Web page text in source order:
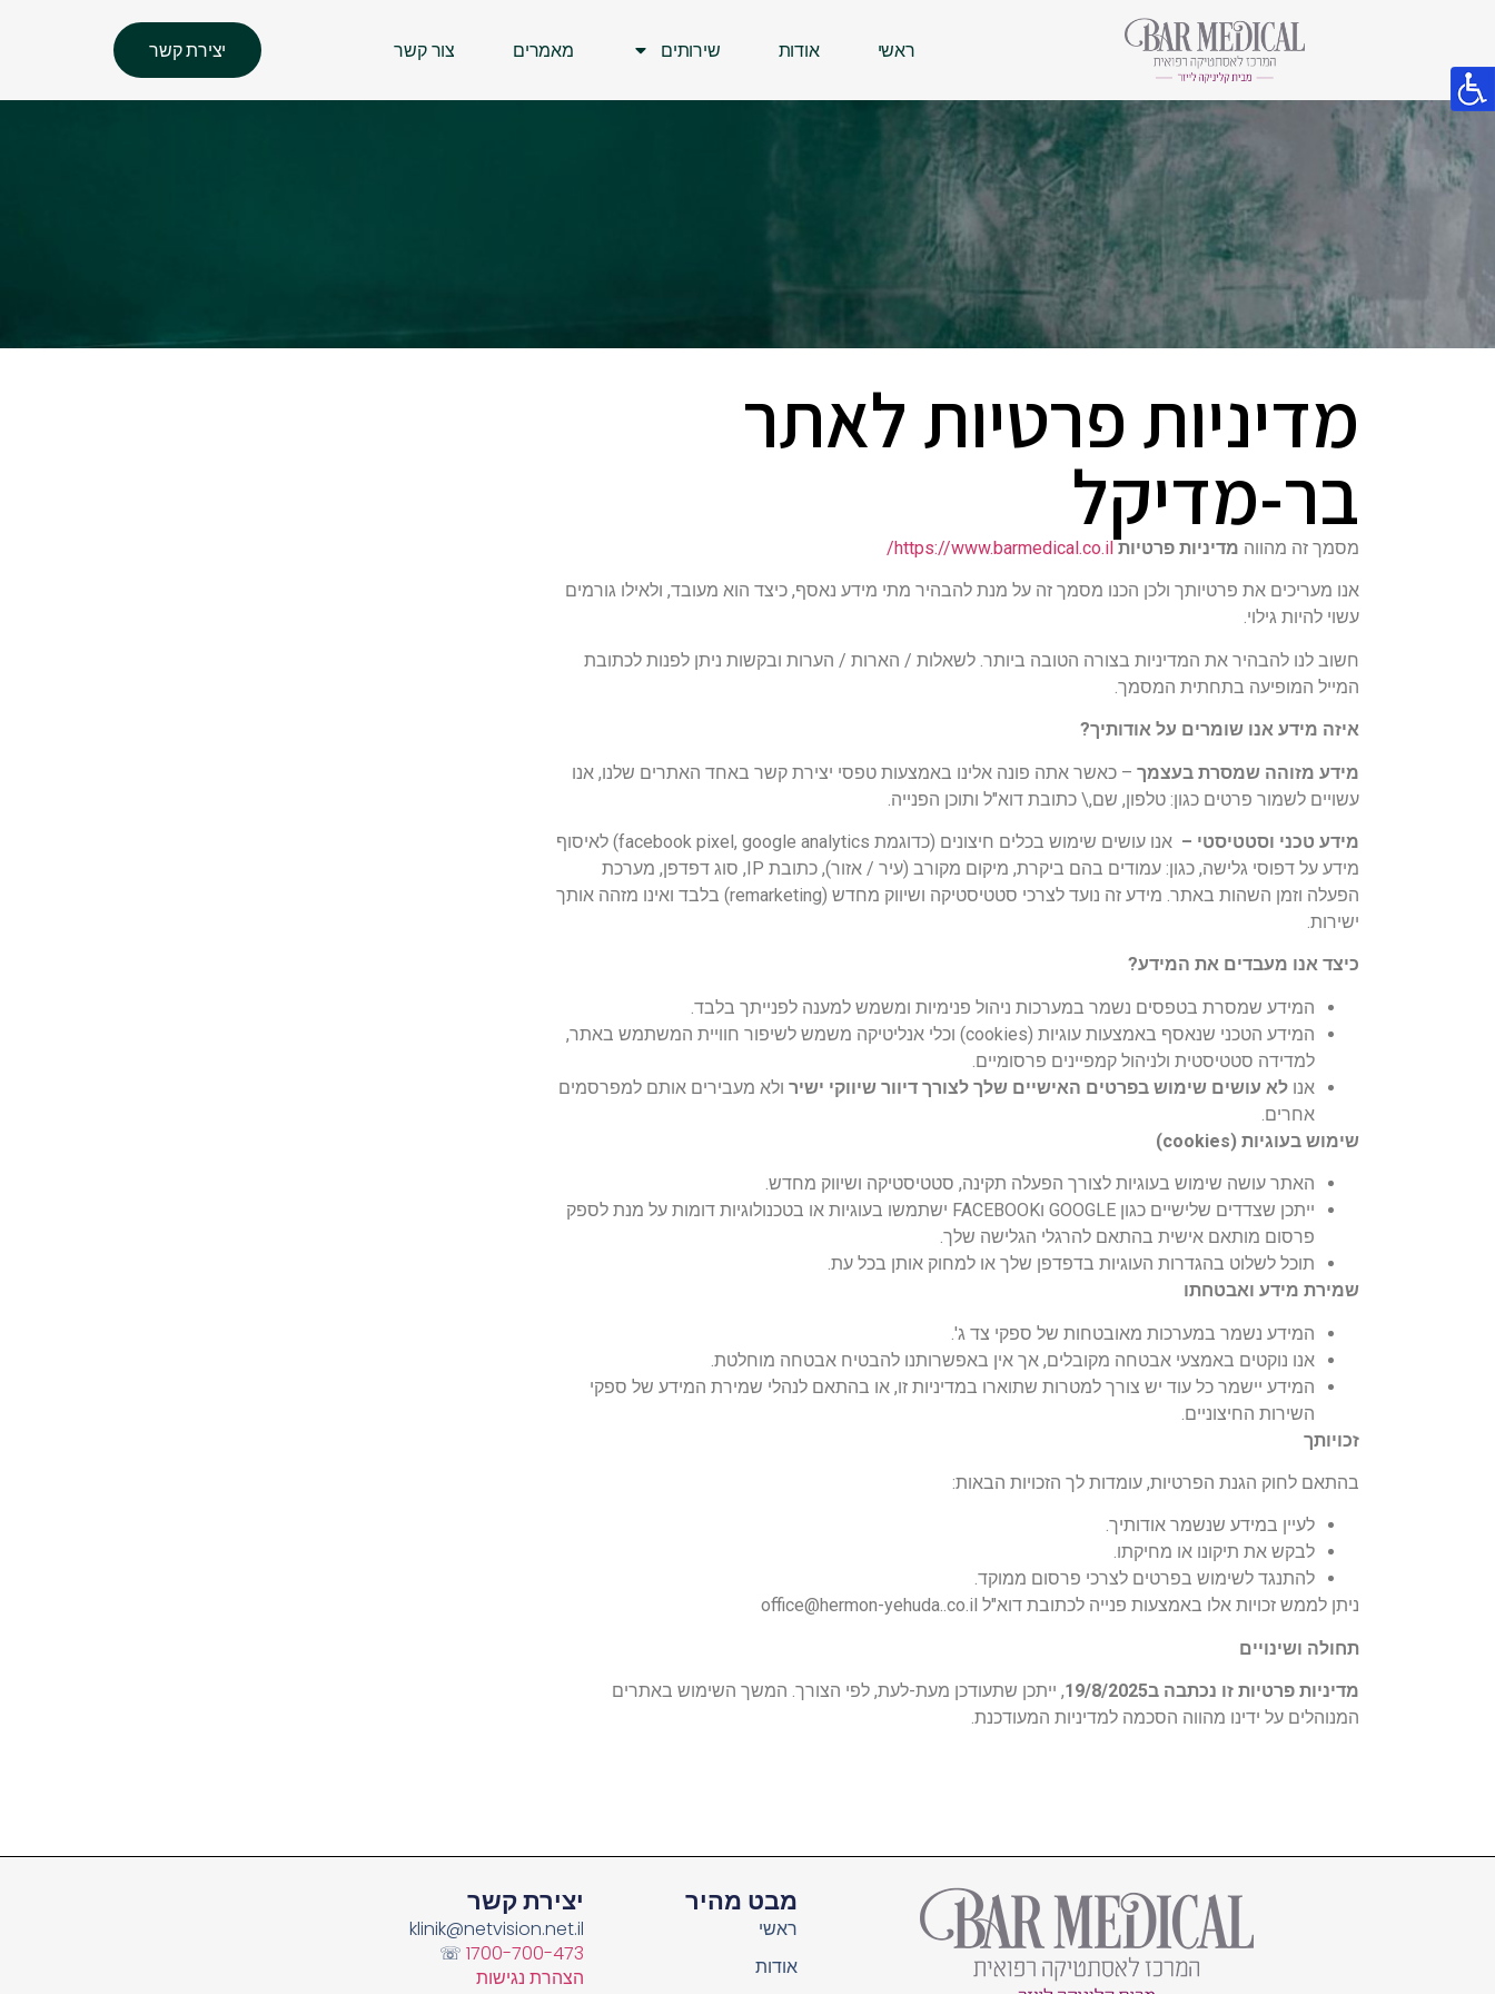
ראשי אודות שירותים מאמרים צור קשר יצירת קשר
מדיניות פרטיות לאתר
בר-מדיקל
מסמך זה מהווה מדיניות פרטיות https://www.barmedical.co.il/
אנו מעריכים את פרטיותך ולכן הכנו מסמך זה על מנת להבהיר מתי מידע נאסף, כיצד הוא מעובד, ולאילו גורמים
עשוי להיות גילוי.
חשוב לנו להבהיר את המדיניות בצורה הטובה ביותר. לשאלות / הארות / הערות ובקשות ניתן לפנות לכתובת
המייל המופיעה בתחתית המסמך.
איזה מידע אנו שומרים על אודותיך?
מידע מזוהה שמסרת בעצמך – כאשר אתה פונה אלינו באמצעות טפסי יצירת קשר באחד האתרים שלנו, אנו
עשויים לשמור פרטים כגון: טלפון, שם,\ כתובת דוא"ל ותוכן הפנייה.
מידע טכני וסטטיסטי –
אנו עושים שימוש בכלים חיצונים (כדוגמת facebook pixel, google analytics) לאיסוף
מידע על דפוסי גלישה, כגון: עמודים בהם ביקרת, מיקום מקורב (עיר / אזור), כתובת IP, סוג דפדפן, מערכת
הפעלה וזמן השהות באתר. מידע זה נועד לצרכי סטטיסטיקה ושיווק מחדש (remarketing) בלבד ואינו מזהה אותך
ישירות.
כיצד אנו מעבדים את המידע?
המידע שמסרת בטפסים נשמר במערכות ניהול פנימיות ומשמש למענה לפנייתך בלבד.
המידע הטכני שנאסף באמצעות עוגיות (cookies) וכלי אנליטיקה משמש לשיפור חוויית המשתמש באתר,
למדידה סטטיסטית ולניהול קמפיינים פרסומיים.
אנו לא עושים שימוש בפרטים האישיים שלך לצורך דיוור שיווקי ישיר ולא מעבירים אותם למפרסמים
אחרים.
שימוש בעוגיות (cookies)
האתר עושה שימוש בעוגיות לצורך הפעלה תקינה, סטטיסטיקה ושיווק מחדש.
ייתכן שצדדים שלישיים כגון GOOGLE וFACEBOOK ישתמשו בעוגיות או בטכנולוגיות דומות על מנת לספק
פרסום מותאם אישית בהתאם להרגלי הגלישה שלך.
תוכל לשלוט בהגדרות העוגיות בדפדפן שלך או למחוק אותן בכל עת.
שמירת מידע ואבטחתו
המידע נשמר במערכות מאובטחות של ספקי צד ג'.
אנו נוקטים באמצעי אבטחה מקובלים, אך אין באפשרותנו להבטיח אבטחה מוחלטת.
המידע יישמר כל עוד יש צורך למטרות שתוארו במדיניות זו, או בהתאם לנהלי שמירת המידע של ספקי
השירות החיצוניים.
זכויותך
בהתאם לחוק הגנת הפרטיות, עומדות לך הזכויות הבאות:
לעיין במידע שנשמר אודותיך.
לבקש את תיקונו או מחיקתו.
להתנגד לשימוש בפרטים לצרכי פרסום ממוקד.
ניתן לממש זכויות אלו באמצעות פנייה לכתובת דוא"ל office@hermon-yehuda..co.il
תחולה ושינויים
מדיניות פרטיות זו נכתבה ב19/8/2025
, ייתכן שתעודכן מעת-לעת, לפי הצורך. המשך השימוש באתרים
המנוהלים על ידינו מהווה הסכמה למדיניות המעודכנת.
מבט מהיר
ראשי
אודות
יצירת קשר
klinik@netvision.net.il
☏1700-700-473
הצהרת נגישות